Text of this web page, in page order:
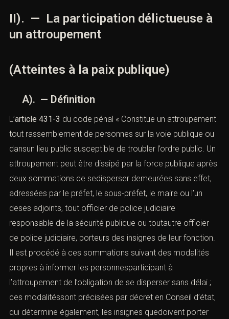
II). — La participation délictueuse à
un attroupement
(Atteintes à la paix publique)
A). — Définition
L’article 431-3 du code pénal « Constitue un attroupement
tout rassemblement de personnes sur la voie publique ou
dansun lieu public susceptible de troubler l’ordre public. Un
attroupement peut être dissipé par la force publique après
deux sommations de sedisperser demeurées sans effet,
adressées par le préfet, le sous-préfet, le maire ou l’un
deses adjoints, tout officier de police judiciaire
responsable de la sécurité publique ou toutautre officier
de police judiciaire, porteurs des insignes de leur fonction.
Il est procédé à ces sommations suivant des modalités
propres à informer les personnesparticipant à
l’attroupement de l’obligation de se disperser sans délai ;
ces modalitéssont précisées par décret en Conseil d’état,
qui détermine également, les insignes quedoivent porter